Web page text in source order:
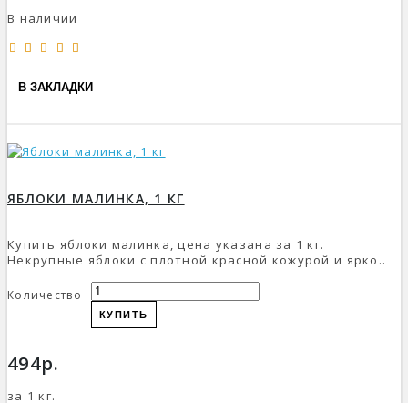
В наличии
В ЗАКЛАДКИ
ЯБЛОКИ МАЛИНКА, 1 КГ
Купить яблоки малинка, цена указана за 1 кг.
Некрупные яблоки с плотной красной кожурой и ярко..
Количество
КУПИТЬ
494р.
за 1 кг.